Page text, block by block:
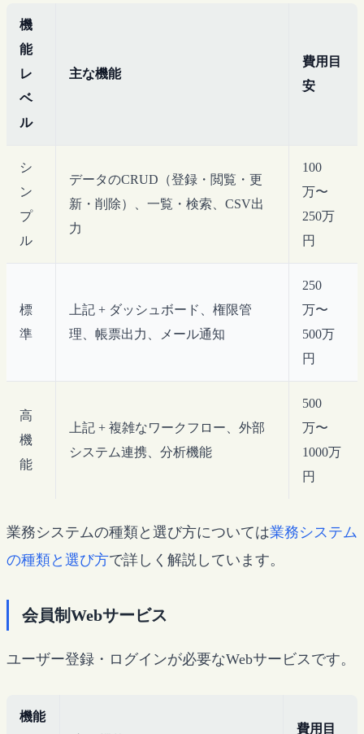
機
能
レ
ベ
ル
主な機能
費用目
安
シ
ン
プ
ル
データのCRUD（登録・閲覧・更
新・削除）、一覧・検索、CSV出
力
100
万〜
250万
円
標
準
上記 + ダッシュボード、権限管
理、帳票出力、メール通知
250
万〜
500万
円
高
機
能
上記 + 複雑なワークフロー、外部
システム連携、分析機能
500
万〜
1000万
円
業務システムの種類と選び方については業務システム
の種類と選び方で詳しく解説しています。
会員制Webサービス
ユーザー登録・ログインが必要なWebサービスです。
機能
費用目